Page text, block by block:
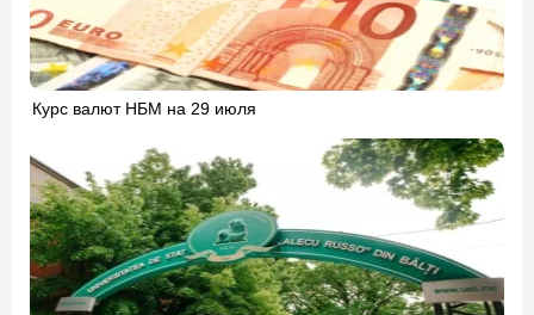
Курс валют НБМ на 29 июля